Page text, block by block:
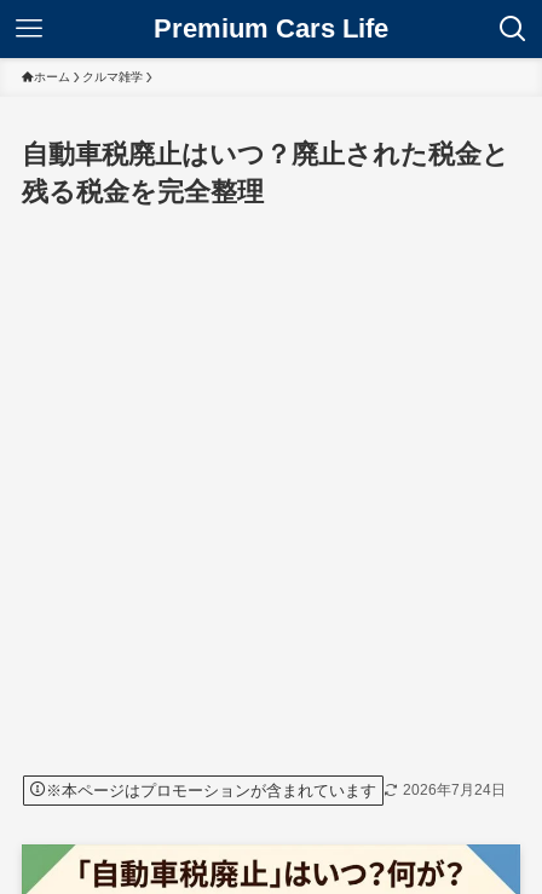
Premium Cars Life
ホーム クルマ雑学
自動車税廃止はいつ？廃止された税金と
残る税金を完全整理
※本ページはプロモーションが含まれています 2026年7月24日